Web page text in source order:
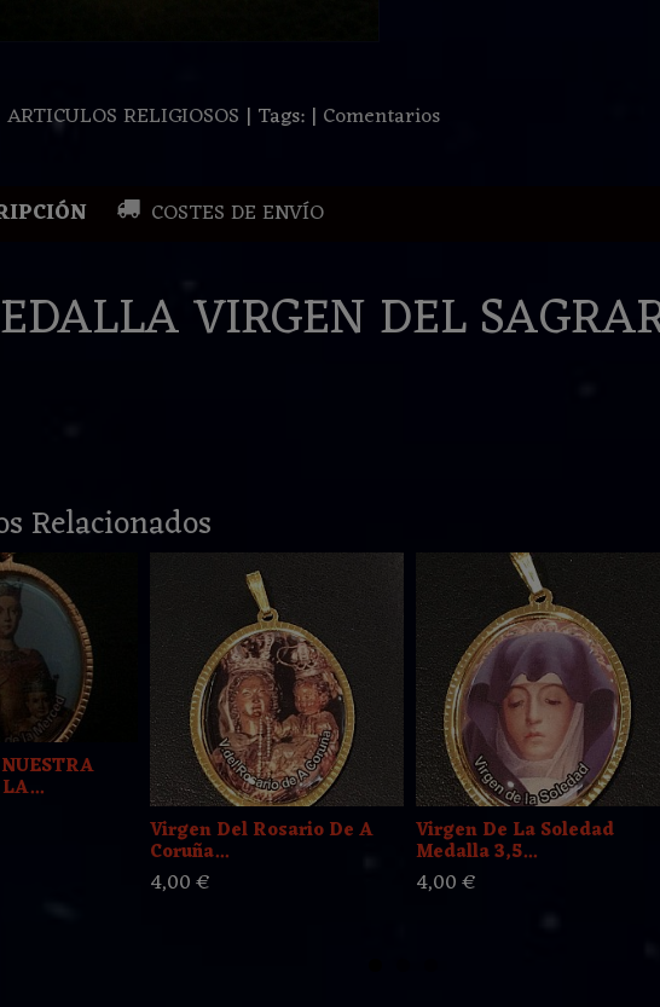
RELIGIOSOS | Tags: | Comentarios
COSTES DE ENVÍO
VIRGEN DEL
Relacionados
Virgen Del Rosario De A
Coruña...
4,00 €
Virgen De La Soledad
Medalla 3,5...
4,00 €